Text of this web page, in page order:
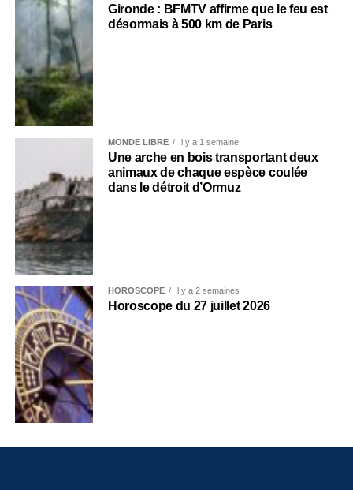
Gironde : BFMTV affirme que le feu est
désormais à 500 km de Paris
MONDE LIBRE Il y a 1 semaine
Une arche en bois transportant deux
animaux de chaque espèce coulée
dans le détroit d’Ormuz
HOROSCOPE Il y a 2 semaines
Horoscope du 27 juillet 2026